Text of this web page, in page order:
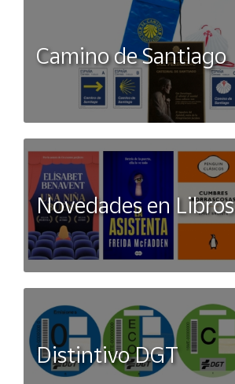
Camino de Santiago
Novedades en Libros
Distintivo DGT